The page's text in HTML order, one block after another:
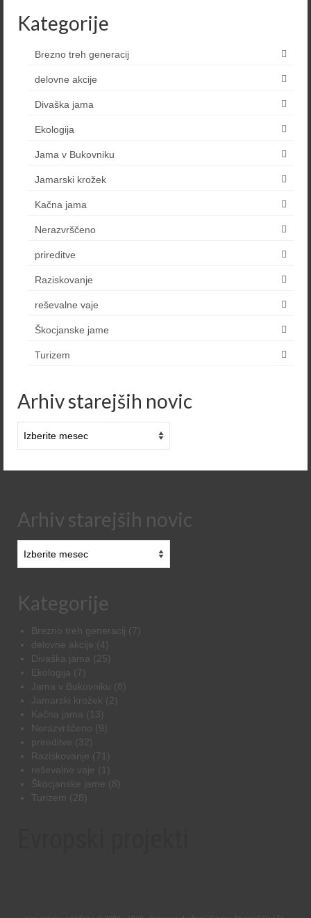
Kategorije
Brezno treh generacij
delovne akcije
Divaška jama
Ekologija
Jama v Bukovniku
Jamarski krožek
Kačna jama
Nerazvrščeno
prireditve
Raziskovanje
reševalne vaje
Škocjanske jame
Turizem
Arhiv starejših novic
starejših
Arhiv starejših novic
starejših
Kategorije
Brezno treh generacij (7)
delovne akcije (4)
Divaška jama (25)
Ekologija (7)
Jama v Bukovniku
(8)
Jamarski krožek (2)
Kačna jama (13)
Nerazvrščeno (9)
prireditve (32)
Raziskovanje (71)
reševalne vaje (1)
Škocjanske jame (8)
Turizem (28)